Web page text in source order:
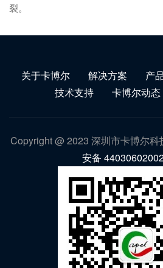
裂。
关于卡博尔 解决方案 产
技术支持
卡博尔动态
Copyright @ 2023 深圳市卡博尔科
安备